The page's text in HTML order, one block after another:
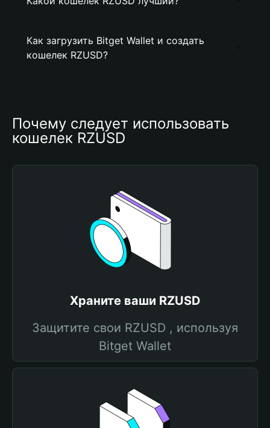
Как загрузить Bitget Wallet и создать
кошелек RZUSD?
Почему следует использовать
кошелек RZUSD
Храните ваши RZUSD
Защитите свои RZUSD , используя
Bitget Wallet